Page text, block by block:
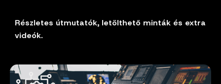
Részletes útmutatók, letölthető minták és extra
videók.